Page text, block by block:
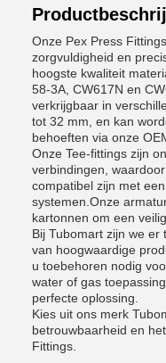
Onze Pex Press
zorgvuldigheid en
hoogste kwaliteit
58-3A, CW617N en
verkrijgbaar in
tot 32 mm, en kan
behoeften via onze
Onze Tee-fittings zijn
verbindingen,
compatibel zijn met
systemen.Onze
kartonnen om een
Bij Tubomart zijn we er
van hoogwaardige
u toebehoren nodig
water of gas
perfecte oplossing.
Kies uit ons merk
betrouwbaarheid en
Fittings.